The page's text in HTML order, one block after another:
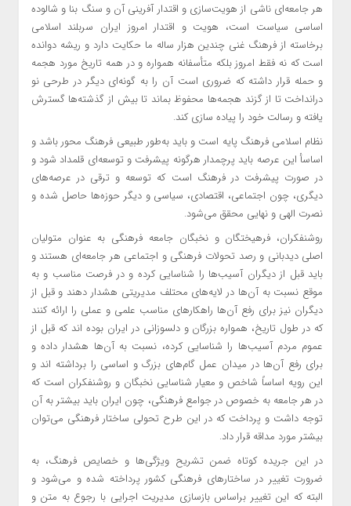
هر جامعه‌ای ناشی از هویت‌سازی و اقتدار آفرینی آن و سنگ بنا و شالوده
اساسی سیاست است، هویت و اقتدار امروز ایران سربلند اسلامی
برخاسته از فرهنگ غنی چندین هزار ساله ما حکایت دارد و ریشه دوانده
است که نه فقط امروز بلکه متأسفانه همواره و در همه تاریخ مورد هجمه
و حمله قرار داشته که ضروری است آن را به گونه‌ای دیگر در طرحی نو
درانداخت تا از گزند هجمه‌ها محفوظ بماند تا بیش از گذشته‌ها گسترش
یافته و رسالت خود را پیاده سازی کند.
نظام اسلامی فرهنگ پایه است و باید به‌طور طبیعی فرهنگ محور باشد و
اساسأ این عرصه باید پرچمدار هرگونه پیشرفت و توسعه‌ای قلمداد شود و
در صورت پیشرفت در فرهنگ است که توسعه و ترقی در عرصه‌های
دیگری، چون اجتماعی، اقتصادی، سیاسی و دیگر حوزه‌ها حاصل شده و
نصرت الهی و نهایی محقق می‌شود.
روشنفکران، فرهیختگان و نخبگان جامعه فرهنگی به عنوان متولیان
اصلی دیدبانی و رصد تحولات فرهنگی و اجتماعی هر جامعه‌ای هستند و
باید قبل از دیگران آسیب‌ها را شناسایی کرده و در فرصت مناسب و به
موقع نسبت به آن‌ها در لایه‌های محتلف مدیریتی هشدار دهند و قبل از
دیگران نیز برای رفع آن‌ها راهکار‌های مناسب علمی و عملی را ارائه کنند
که در طول تاریخ، همواره بزرگان و دلسوزانی در ایران بوده اند که قبل از
عموم مردم آسیب‌ها را شناسایی کرده، نسبت به آن‌ها هشدار داده و
برای رفع آن‌ها در میدان عمل گام‌های بزرگ و اساسی را برداشته اند و
این رویه اساساً شاخص و معیار شناسایی نخبگان و روشنفکران است که
در هر جامعه به خصوص در جوامع فرهنگی، چون ایران باید بیشتر به آن
توجه داشت و پرداخت که در این طرح تحولی ساختار فرهنگی می‌توان
بیشتر مورد مداقه قرار داد.
در این جریده کوتاه ضمن تشریح ویژگی‌ها و خصایص فرهنگ، به
ضرورت تغییر در ساختار‌های فرهنگی کشور پرداخته شده و می‌شود و
البته که این تغییر براساس بازسازی مدیریت اجرایی با رجوع به متن و